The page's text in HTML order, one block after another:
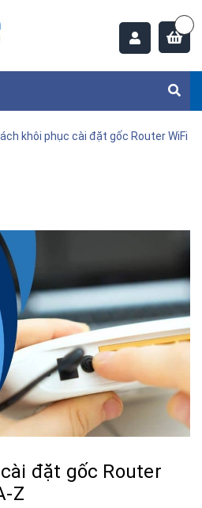
khôi phục cài đặt gốc Router WiFi
đặt gốc Router
Z